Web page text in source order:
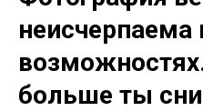
неисчерпаема
больше ты